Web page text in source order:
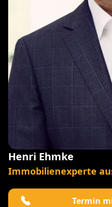
Henri Ehmke
Immobilienexperte
Termin